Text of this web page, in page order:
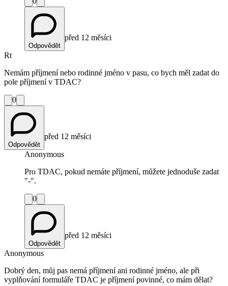
Odpovědět
před 12 měsíci
Rt
Nemám příjmení nebo rodinné jméno v pasu, co bych měl zadat do
pole příjmení v TDAC?
0
Odpovědět
před 12 měsíci
Anonymous
Pro TDAC, pokud nemáte příjmení, můžete jednoduše zadat
"-".
0
Odpovědět
před 12 měsíci
Anonymous
Dobrý den, můj pas nemá příjmení ani rodinné jméno, ale při
vyplňování formuláře TDAC je příjmení povinné, co mám dělat?